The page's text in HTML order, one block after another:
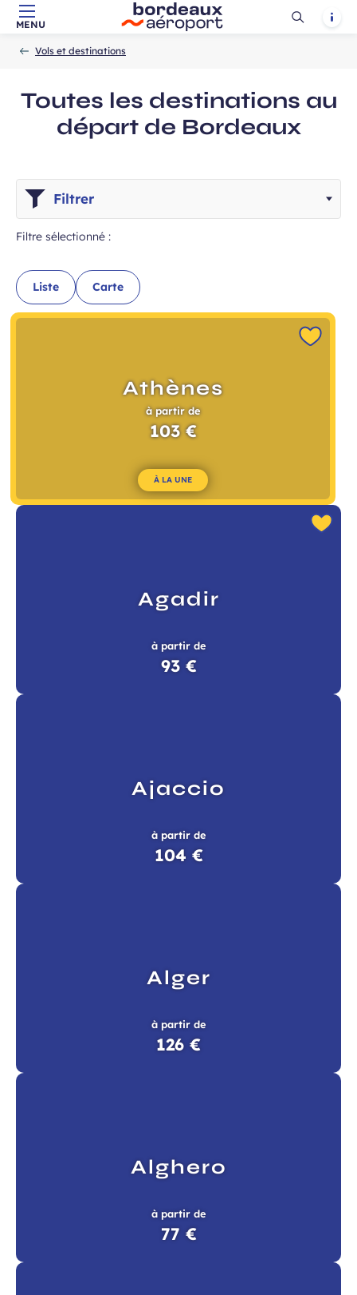
Aller au contenu principal
Aller à la navigation
Aller à la
MENU
Ouvrir
Vols et destinations
Toutes les destinations au
départ de Bordeaux
Filtrer
Filtre sélectionné :
Liste Carte
Athènes
À LA UNE
à partir de
103 €
Agadir
à partir de
93 €
Ajaccio
à partir de
104 €
Alger
à partir de
126 €
Alghero
à partir de
77 €